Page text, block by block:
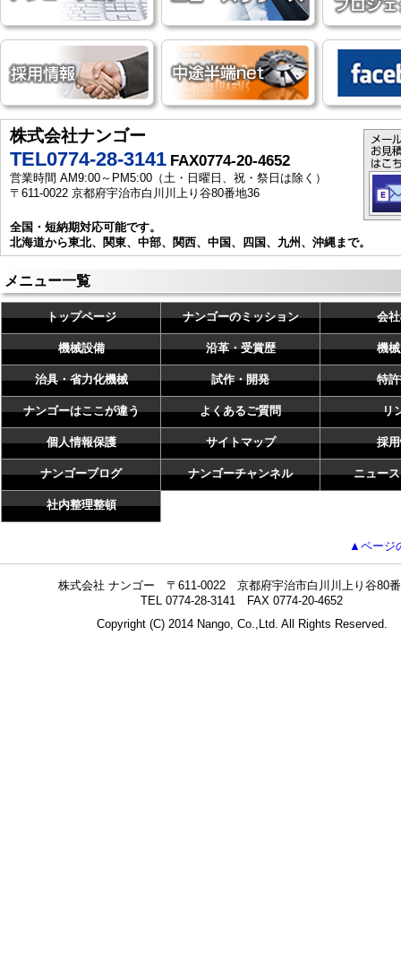
株式会社ナンゴー
TEL0774-28-3141 FAX0774-20-4652
営業時間 AM9:00～PM5:00（土・日曜日、祝・祭日は除く）
〒611-0022 京都府宇治市白川川上り谷80番地36
全国・短納期対応可能です。
北海道から東北、関東、中部、関西、中国、四国、九州、沖縄まで。
メニュー一覧
トップページ ナンゴーのミッション 会
機械設備 沿革・受賞歴 機
治具・省力化機械 試作・開発 特
ナンゴーはここが違う よくあるご質問 リ
個人情報保護 サイトマップ 採
ナンゴーブログ ナンゴーチャンネル ニュー
社内整理整頓
▲ページ
株式会社 ナンゴー 〒611-0022 京都府宇治市白川川上り谷80
TEL 0774-28-3141 FAX 0774-20-4652
Copyright (C) 2014 Nango, Co.,Ltd. All Rights Reserved.